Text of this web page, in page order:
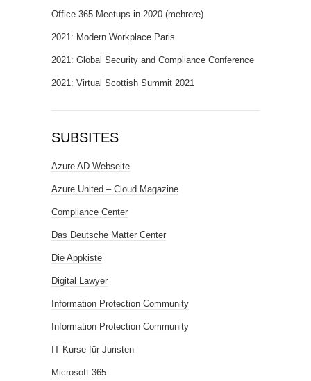
Office 365 Meetups in 2020 (mehrere)
2021: Modern Workplace Paris
2021: Global Security and Compliance Conference
2021: Virtual Scottish Summit 2021
SUBSITES
Azure AD Webseite
Azure United – Cloud Magazine
Compliance Center
Das Deutsche Matter Center
Die Appkiste
Digital Lawyer
Information Protection Community
Information Protection Community
IT Kurse für Juristen
Microsoft 365